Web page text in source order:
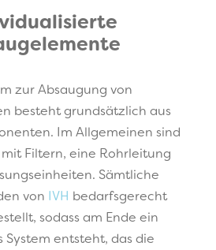
zur Absaugung von
besteht grundsätzlich aus
Im Allgemeinen sind
Filtern, eine Rohrleitung
Sämtliche
von IVH bedarfsgerecht
sodass am Ende ein
System entsteht, das die